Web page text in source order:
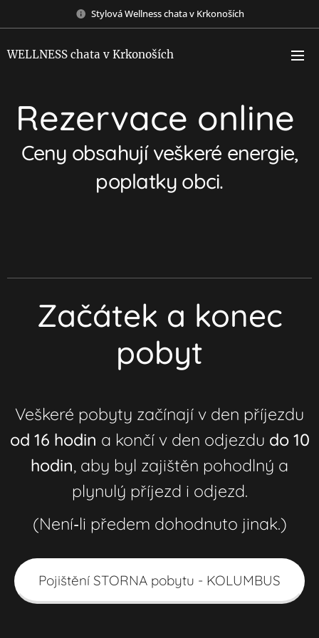
Stylová Wellness chata v Krkonoších
WELLNESS chata v Krkonoších
Rezervace online
Ceny obsahují veškeré energie,
poplatky obci.
Začátek a konec
pobyt
Veškeré pobyty začínají v den příjezdu
od 16 hodin a končí v den odjezdu do 10
hodin, aby byl zajištěn pohodlný a
plynulý příjezd i odjezd.
(Není‑li předem dohodnuto jinak.)
Pojištění STORNA pobytu - KOLUMBUS